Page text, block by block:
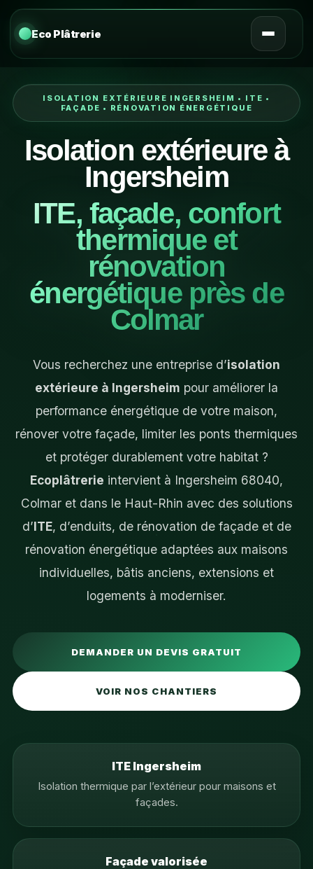
Eco Plâtrerie
ISOLATION EXTÉRIEURE INGERSHEIM • ITE •
FAÇADE • RÉNOVATION ÉNERGÉTIQUE
Isolation extérieure à
Ingersheim
ITE, façade, confort
thermique et
rénovation
énergétique près de
Colmar
Vous recherchez une entreprise d’isolation
extérieure à Ingersheim pour améliorer la
performance énergétique de votre maison,
rénover votre façade, limiter les ponts thermiques
et protéger durablement votre habitat ?
Ecoplâtrerie intervient à Ingersheim 68040,
Colmar et dans le Haut-Rhin avec des solutions
d’ITE, d’enduits, de rénovation de façade et de
rénovation énergétique adaptées aux maisons
individuelles, bâtis anciens, extensions et
logements à moderniser.
DEMANDER UN DEVIS GRATUIT
VOIR NOS CHANTIERS
ITE Ingersheim
Isolation thermique par l’extérieur pour maisons et
façades.
Façade valorisée